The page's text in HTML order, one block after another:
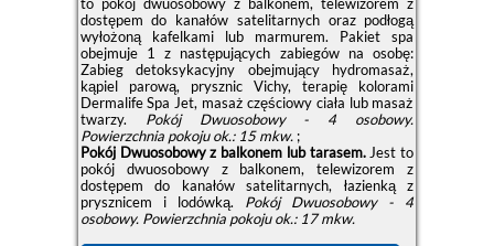
to pokój dwuosobowy z balkonem, telewizorem z
dostępem do kanałów satelitarnych oraz podłogą
wyłożoną kafelkami lub marmurem. Pakiet spa
obejmuje 1 z następujących zabiegów na osobę:
Zabieg detoksykacyjny obejmujący hydromasaż,
kąpiel parową, prysznic Vichy, terapię kolorami
Dermalife Spa Jet, masaż częściowy ciała lub masaż
twarzy. Pokój Dwuosobowy - 4 osobowy.
Powierzchnia pokoju ok.: 15 mkw.;
Pokój Dwuosobowy z balkonem lub tarasem.Jest to
pokój dwuosobowy z balkonem, telewizorem z
dostępem do kanałów satelitarnych, łazienką z
prysznicem i lodówką. Pokój Dwuosobowy - 4
osobowy. Powierzchnia pokoju ok.: 17 mkw.